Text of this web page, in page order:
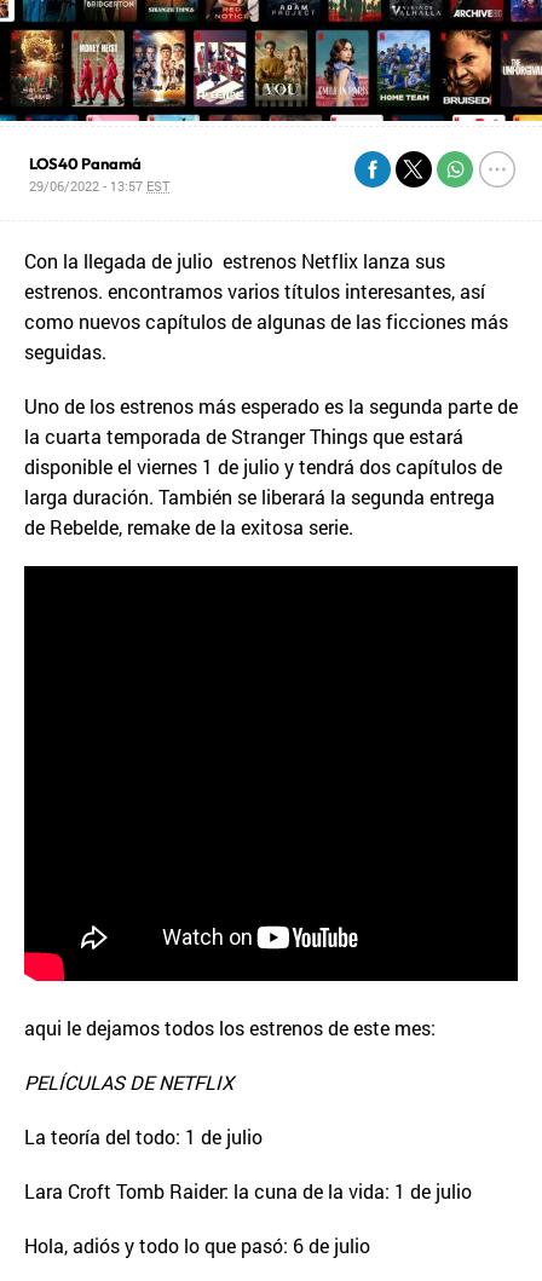
LOS40 Panamá
29/06/2022 - 13:57 EST
Con la llegada de julio estrenos Netflix lanza sus
estrenos. encontramos varios títulos interesantes, así
como nuevos capítulos de algunas de las ficciones más
seguidas.
Uno de los estrenos más esperado es la segunda parte de
la cuarta temporada de Stranger Things que estará
disponible el viernes 1 de julio y tendrá dos capítulos de
larga duración. También se liberará la segunda entrega
de Rebelde, remake de la exitosa serie.
aqui le dejamos todos los estrenos de este mes:
PELÍCULAS DE NETFLIX
La teoría del todo: 1 de julio
Lara Croft Tomb Raider: la cuna de la vida: 1 de julio
Hola, adiós y todo lo que pasó: 6 de julio